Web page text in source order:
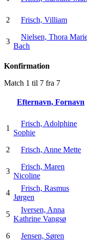
2 Frisch, Villiam
3
Nielsen, Thora
Bach
Konfirmation
Match 1 til 7 fra 7
Efternavn, Fornavn
1
Frisch, Adolphine
Sophie
2 Frisch, Anne Mette
3
Frisch, Maren
Nicoline
4
Frisch, Rasmus
Jørgen
5
Iversen, Anna
Kathrine Vangsø
6 Jensen, Søren